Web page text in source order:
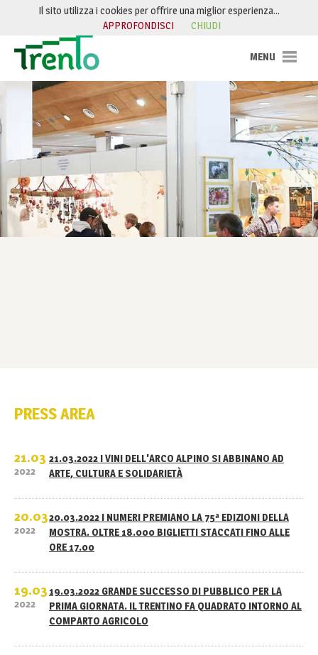
Salta al contenuto
PRESS AREA
21.03
2022
21.03.2022 I VINI DELL'ARCO ALPINO SI ABBINANO AD
ARTE, CULTURA E SOLIDARIETÀ
20.03
2022
20.03.2022 I NUMERI PREMIANO LA 75ª EDIZIONI DELLA
MOSTRA. OLTRE 18.000 BIGLIETTI STACCATI FINO ALLE
ORE 17.00
19.03
2022
19.03.2022 GRANDE SUCCESSO DI PUBBLICO PER LA
PRIMA GIORNATA. IL TRENTINO FA QUADRATO INTORNO AL
COMPARTO AGRICOLO
Il sito utilizza i cookies per offrire una miglior esperienza…
APPROFONDISCI
CHIUDI